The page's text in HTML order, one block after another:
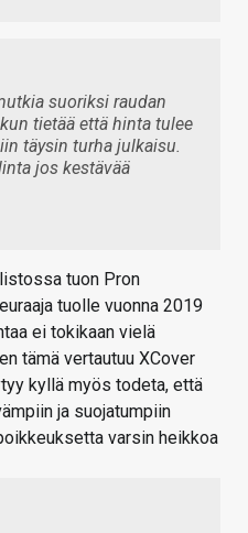
suoriksi raudan
tietää että hinta tulee
täysin turha julkaisu.
jos kestävää
tuon Pron
tuolle vuonna 2019
ei tokikaan vielä
tämä vertautuu XCover
kyllä myös todeta, että
ja suojatumpiin
varsin heikkoa